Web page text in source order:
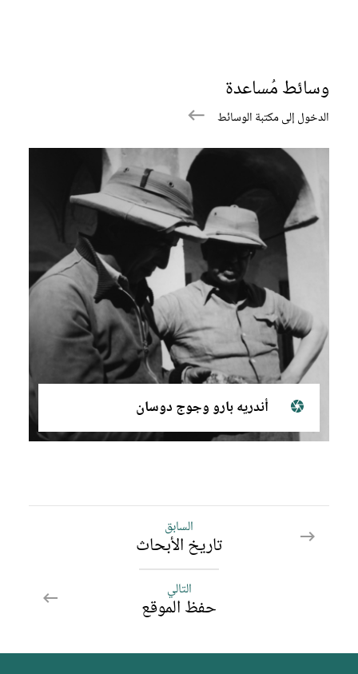
وسائط مُساعدة
الدخول إلى مكتبة الوسائط
أندريه بارو وجوج دوسان
السابق
حفظ
الموقع
السابق
تاريخ الأبحاث
التالي
حفظ
التالي
حفظ الموقع